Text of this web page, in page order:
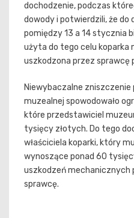
dochodzenie, podczas
dowody i potwierdzili, że do
pomiędzy 13 a 14 stycznia
użyta do tego celu koparka
uszkodzona przez sprawcę
Niewybaczalne
muzealnej spowodowało
które przedstawiciel
tysięcy złotych. Do tego
właściciela koparki, który
wynoszące ponad 60
uszkodzeń mechanicznych
sprawcę.